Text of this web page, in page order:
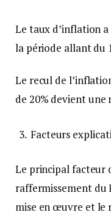
Le taux d’inflation a
la période allant du
Le recul de
de 20% devient une
Facteurs
Le principal facteur
raffermissement du
mise en œuvre et le